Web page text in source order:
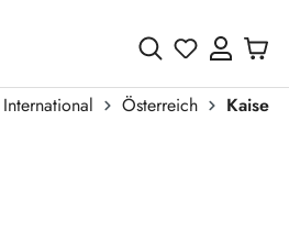
Du hast 0
Österreich